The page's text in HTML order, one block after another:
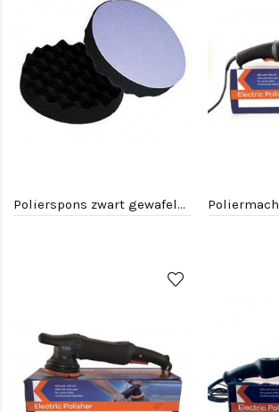
Polierspons zwart gewafeld 80 mm